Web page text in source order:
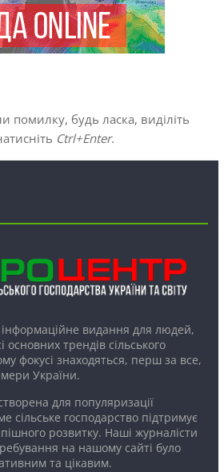
будь ласка, виділіть
Ctrl+Enter.
видання для людей,
основних трендів сільського
фокусі знаходяться, перш за все,
України.
для популяризації
сільське господарство підтримує
розвитку. Наші журналісти
на нашому сайті було
та цікавим.